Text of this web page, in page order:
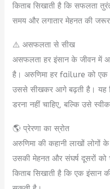
किताब सिखाती है कि सफलता
समय और लगातार मेहनत की
⚠️ असफलता से सीख
असफलता हर इंसान के जीवन में
है। अरुणिमा हर failure को
उससे सीखकर आगे बढ़ती है। यह
डरना नहीं चाहिए, बल्कि उसे
🌎 प्रेरणा का स्रोत
अरुणिमा की कहानी लाखों
उसकी मेहनत और संघर्ष दूसरों
किताब सिखाती है कि एक इंसान